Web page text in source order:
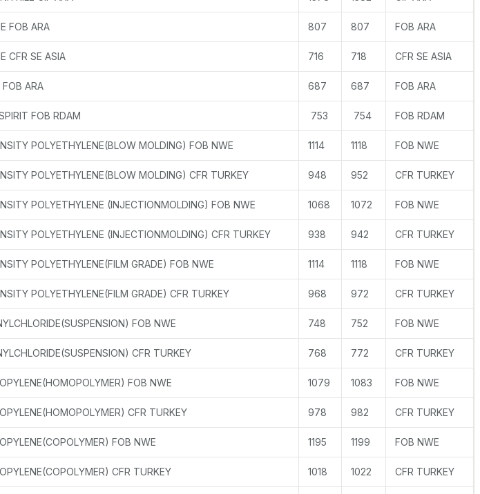
FOB ARA 807 807 FOB ARA
CFR SE ASIA 716 718 CFR SE ASIA
FOB ARA 687 687 FOB ARA
FOB RDAM 753 754 FOB RDAM
POLYETHYLENE(BLOW MOLDING) FOB NWE 1114 1118 FOB NWE
POLYETHYLENE(BLOW MOLDING) CFR TURKEY 948 952 CFR TURKEY
POLYETHYLENE (INJECTIONMOLDING) FOB NWE 1068 1072 FOB NWE
POLYETHYLENE (INJECTIONMOLDING) CFR TURKEY 938 942 CFR TURKEY
POLYETHYLENE(FILM GRADE) FOB NWE 1114 1118 FOB NWE
POLYETHYLENE(FILM GRADE) CFR TURKEY 968 972 CFR TURKEY
FOB NWE 748 752 FOB NWE
CFR TURKEY 768 772 CFR TURKEY
FOB NWE 1079 1083 FOB NWE
CFR TURKEY 978 982 CFR TURKEY
FOB NWE 1195 1199 FOB NWE
CFR TURKEY 1018 1022 CFR TURKEY